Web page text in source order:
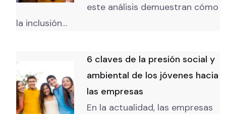
este análisis demuestran cómo
la inclusión…
6 claves de la presión social y
ambiental de los jóvenes hacia
las empresas
En la actualidad, las empresas